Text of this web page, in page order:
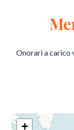
Onorari a carico
+